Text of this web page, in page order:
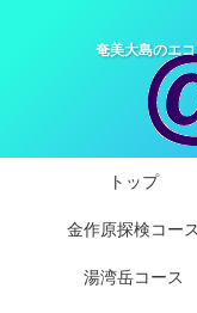
奄美大島のエ
トップ
金作原探検コース
湯湾岳コース